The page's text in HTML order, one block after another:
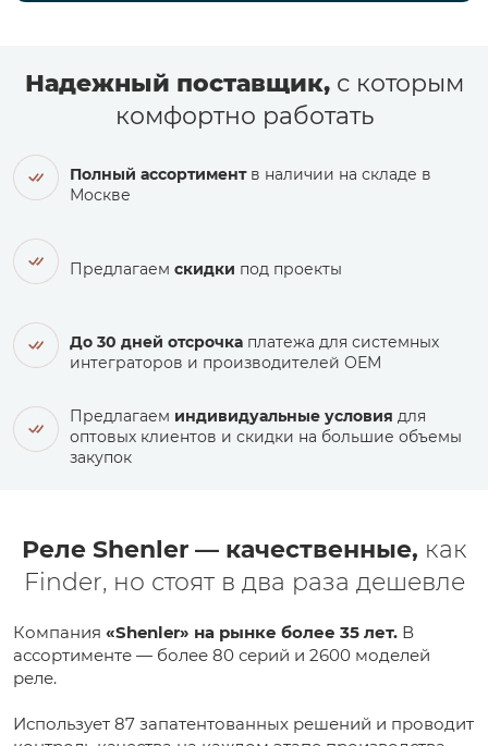
Надежный поставщик,с которым
комфортно работать
Полный ассортиментв наличии на складе в
Москве
Предлагаем скидки под проекты
До 30 дней отсрочка платежа для системных
интеграторов и производителей ОЕМ
Предлагаем индивидуальные условия для
оптовых клиентов и скидки на большие объемы
закупок
Реле Shenler — качественные, как
Finder, но стоят в два раза дешевле
Компания «Shenler» на рынке более 35 лет. В
ассортименте — более 80 серий и 2600 моделей
реле.
Использует 87 запатентованных решений и проводит